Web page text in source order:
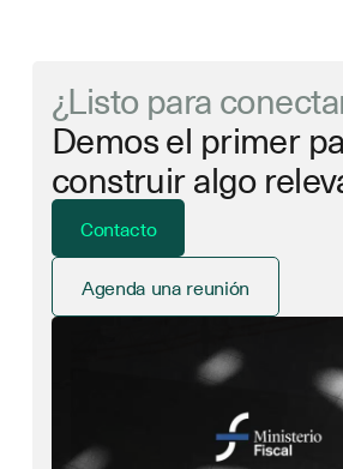
¿Listo para
Demos el primer
construir algo
Contacto
Agenda una reunión